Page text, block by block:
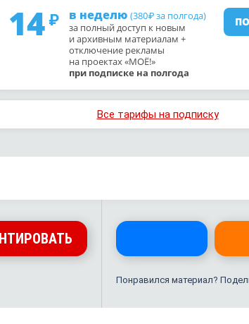
14 в неделю (380₽ за полгода)
за полный доступ к новым
и архивным материалам +
отключение рекламы
на проектах «МОЁ!»
при подписке на полгода
Все тарифы на подписку
Понравился материал?